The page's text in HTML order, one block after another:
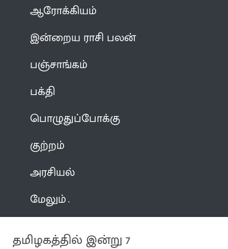
ஆரோக்கியம்
இன்றைய ராசி பலன்
பஞ்சாங்கம்
பக்தி
பொழுதுப்போக்கு
குற்றம்
அரசியல்
மேலும்
தமிழகத்தில் இன்று 7